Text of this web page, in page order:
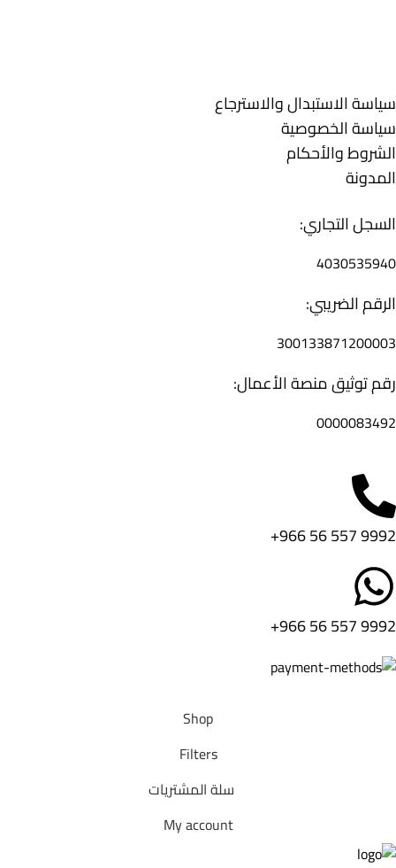
سياسة الاستبدال والاسترجاع
سياسة الخصوصية
الشروط والأحكام
المدونة
السجل التجاري:
4030535940
الرقم الضريبي:
300133871200003
رقم توثيق منصة الأعمال:
0000083492
9992 557 56 966+
9992 557 56 966+
Shop
Filters
سلة المشتريات
My account